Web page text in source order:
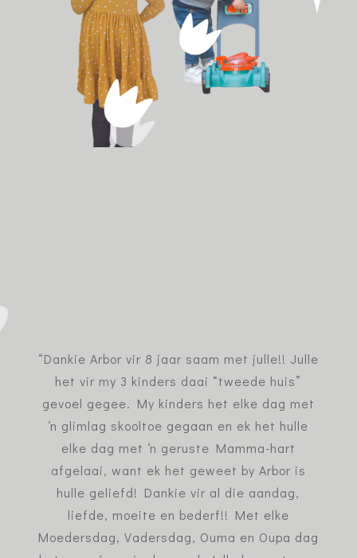
“Dankie Arbor vir 8 jaar saam met julle!! Julle
het vir my 3 kinders daai “tweede huis”
gevoel gegee. My kinders het elke dag met
‘n glimlag skooltoe gegaan en ek het hulle
elke dag met ‘n geruste Mamma-hart
afgelaai, want ek het geweet by Arbor is
hulle geliefd! Dankie vir al die aandag,
liefde, moeite en bederf!! Met elke
Moedersdag, Vadersdag, Ouma en Oupa dag